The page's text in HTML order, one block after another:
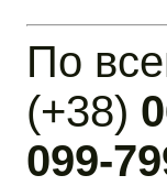
По
(+38)
099-